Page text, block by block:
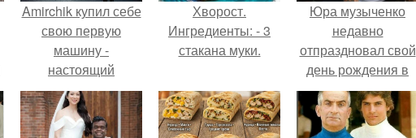
Amirchik купил себе
свою первую
машину -
настоящий
автомобиль мечты
для многих
автолюбителей.
Хворост.
Ингредиенты: - 3
стакана муки.
Юра музыченко
недавно
отпраздновал свой
день рождения в
кругу самых
близких и родных
людей.